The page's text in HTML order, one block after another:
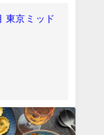
東京ミッド